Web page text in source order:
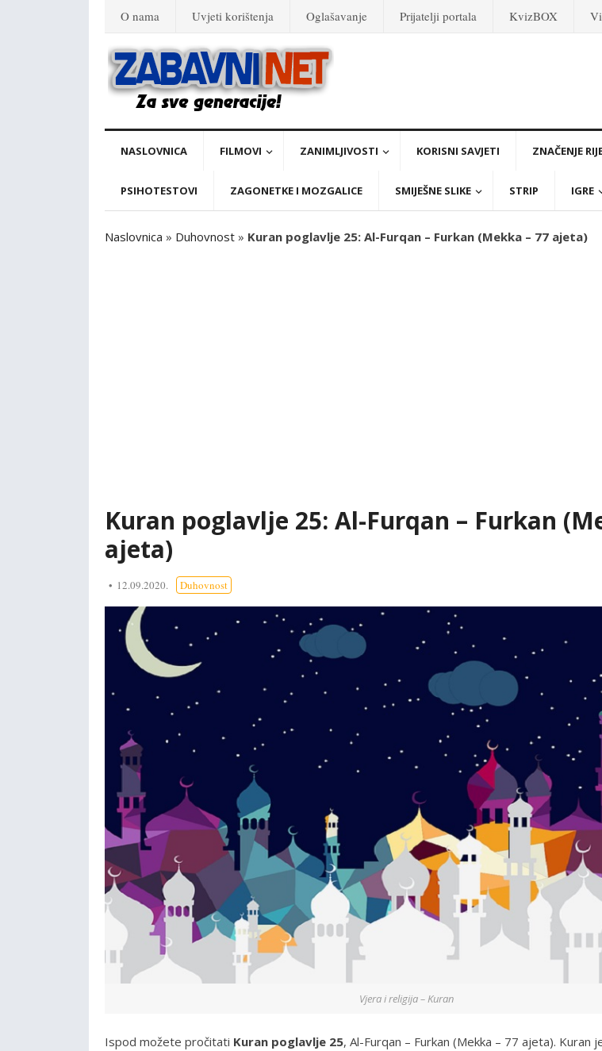
O nama Uvjeti korištenja Oglašavanje Prijatelji portala KvizBOX
NASLOVNICA FILMOVI ZANIMLJIVOSTI KORISNI SAVJETI ZNAČENJE
PSIHOTESTOVI ZAGONETKE I MOZGALICE SMIJEŠNE SLIKE STRIP IGRE
Naslovnica » Duhovnost » Kuran poglavlje 25: Al-Furqan – Furkan (Mekka – 77 ajeta)
Kuran poglavlje 25: Al-Furqan – Furkan
ajeta)
12.09.2020. Duhovnost
Vjera i religija – Kuran
Ispod možete pročitati Kuran poglavlje 25, Al-Furqan – Furkan (Mekka – 77 ajeta). Kuran